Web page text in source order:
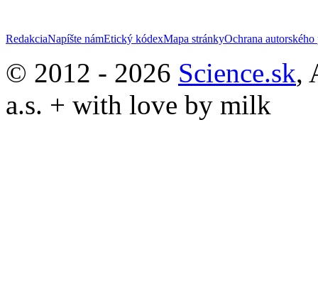
RedakciaNapíšte námEtický kódexMapa stránkyOchrana autorského
© 2012 - 2026 Science.sk,
a.s. + with love by milk